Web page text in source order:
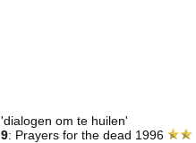
'dialogen om te huilen'
9: Prayers for the dead 1996